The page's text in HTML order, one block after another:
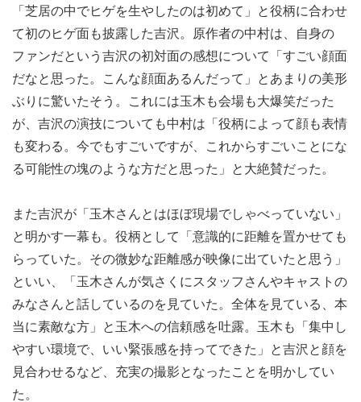
「芝居の中でヒゲを生やしたのは初めて」と役柄に合わせ
て初のヒゲ面も披露した吉沢。原作者の中村は、自身の
ファンだという吉沢の初対面の感想について「すごい顔面
だなと思った。こんな顔面あるんだって」とあまりの美形
ぶりに驚いたそう。これには玉木も会場も大爆笑だった
が、吉沢の演技についても中村は「役柄によって顔も表情
も変わる。今でもすごいですが、これからすごいことにな
る可能性の塊のような方だと思った」と大絶賛だった。
また吉沢が「玉木さんとはほぼ現場でしゃべっていない」
と明かす一幕も。役柄として「意識的に距離を置かせても
らっていた。その微妙な距離感が映像に出ていたと思う」
といい、「玉木さんが気さくにスタッフさんやキャストの
みなさんと話しているのを見ていた。全体を見ている、本
当に素敵な方」と玉木への信頼感を吐露。玉木も「集中し
やすい環境で、いい緊張感を持ってできた」と吉沢と顔を
見合わせるなど、充実の撮影となったことを明かしてい
た。